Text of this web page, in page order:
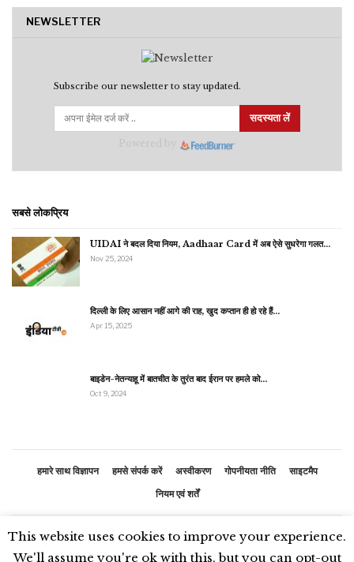
NEWSLETTER
Subscribe our newsletter to stay updated.
सदस्यता लें
सबसे लोकप्रिय
UIDAI ने बदल दिया नियम, Aadhaar Card में अब ऐसे सुधरेगा गलत…
Nov 25, 2024
दिल्ली के लिए आसान नहीं आगे की राह, खुद कप्तान ही हो रहे हैं…
Apr 15, 2025
बाइडेन-नेतन्याहू में बातचीत के तुरंत बाद ईरान पर हमले को…
Oct 9, 2024
हमारे साथ विज्ञापन हमसे संपर्क करें अस्वीकरण गोपनीयता नीति
साइटमैप
नियम एवं शर्तें
© 2026 - भारतीय समाचार. सर्वाधिकार सुरक्षित
This website uses cookies to improve your experience.
We'll assume you're ok with this, but you can opt-out